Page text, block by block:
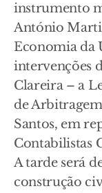
instrumento
António
Economia da
intervenções
Clareira – a
de
Santos, em
Contabilistas
A tarde será
construção